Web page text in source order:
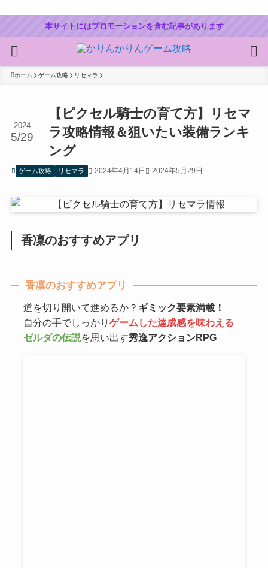
本サイトにはプロモーションを含む記事があります
ホーム ゲーム攻略 リセマラ
【ピクセル騎士の育て方】リセマ
ラ攻略情報＆狙いたい装備ランキ
ング
2024
5/29
ゲーム攻略 リセマラ 2024年4月14日 2024年5月29日
香凜のおすすめアプリ
香凜のおすすめアプリ
道を切り開いて進めるか？ ギミック要素満載！
自分の手でしっかりゲームした達成感を味わえる
ゼルダの伝説を思い出す秀逸アクションRPG